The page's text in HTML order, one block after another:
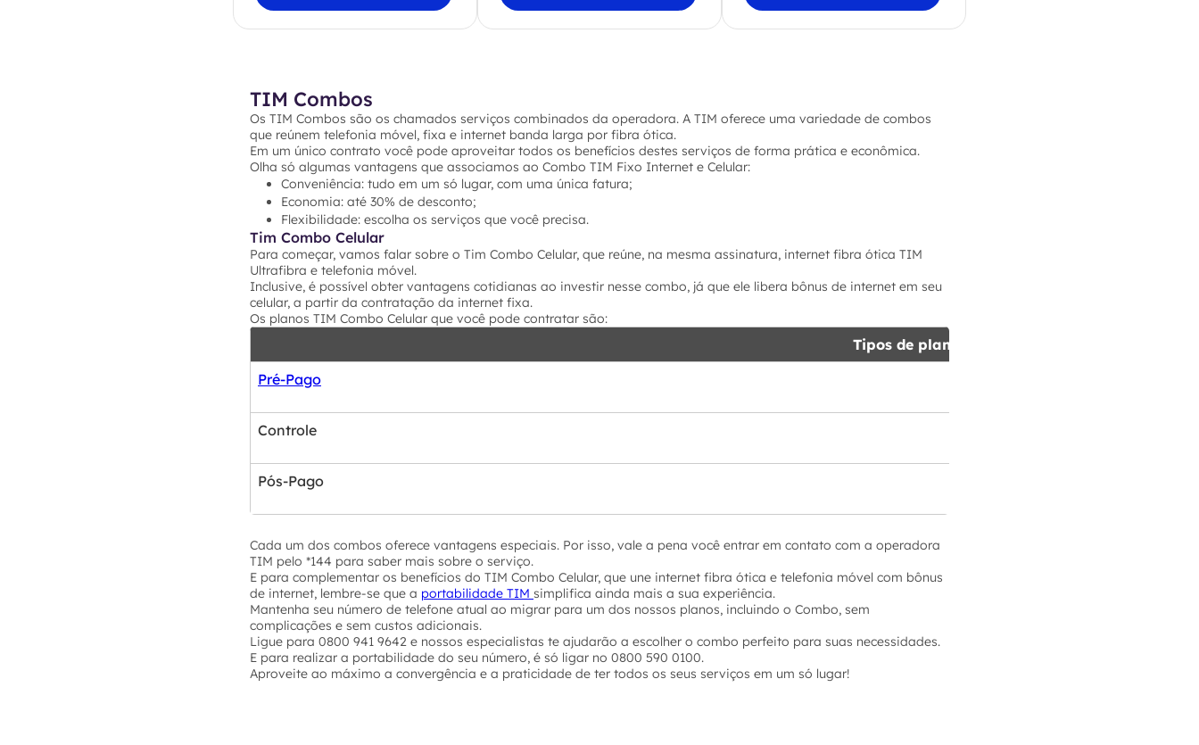
TIM Combos
Os TIM Combos são os chamados serviços combinados da operadora. A TIM oferece uma variedade de combos
que reúnem telefonia móvel, fixa e internet banda larga por fibra ótica.
Em um único contrato você pode aproveitar todos os benefícios destes serviços de forma prática e econômica.
Olha só algumas vantagens que associamos ao Combo TIM Fixo Internet e Celular:
Conveniência: tudo em um só lugar, com uma única fatura;
Economia: até 30% de desconto;
Flexibilidade: escolha os serviços que você precisa.
Tim Combo Celular
Para começar, vamos falar sobre o Tim Combo Celular, que reúne, na mesma assinatura, internet fibra ótica TIM
Ultrafibra e telefonia móvel.
Inclusive, é possível obter vantagens cotidianas ao investir nesse combo, já que ele libera bônus de internet em seu
celular, a partir da contratação da internet fixa.
Os planos TIM Combo Celular que você pode contratar são:
Tipos de planos
Pré-Pago
Controle
Pós-Pago
Cada um dos combos oferece vantagens especiais. Por isso, vale a pena você entrar em contato com a operadora
TIM pelo *144 para saber mais sobre o serviço.
E para complementar os benefícios do TIM Combo Celular, que une internet fibra ótica e telefonia móvel com bônus
de internet, lembre-se que a portabilidade TIM simplifica ainda mais a sua experiência.
Mantenha seu número de telefone atual ao migrar para um dos nossos planos, incluindo o Combo, sem
complicações e sem custos adicionais.
Ligue para 0800 941 9642 e nossos especialistas te ajudarão a escolher o combo perfeito para suas necessidades.
E para realizar a portabilidade do seu número, é só ligar no 0800 590 0100.
Aproveite ao máximo a convergência e a praticidade de ter todos os seus serviços em um só lugar!